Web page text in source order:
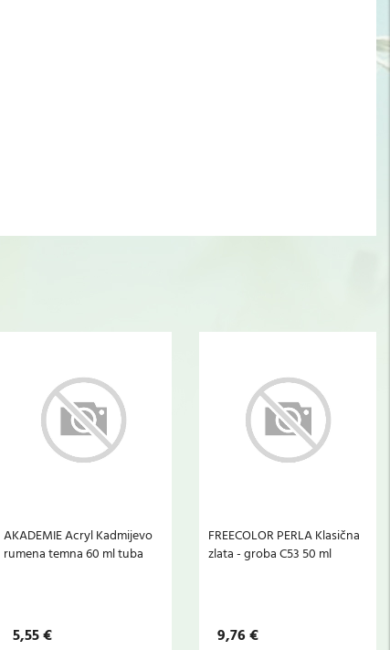
AKADEMIE Acryl Kadmijevo
rumena temna 60 ml tuba
5,55 €
FREECOLOR PERLA Klasična
zlata - groba C53 50 ml
9,76 €